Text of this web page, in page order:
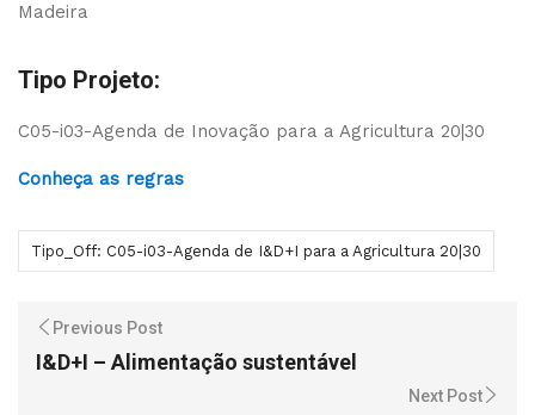
Madeira
Tipo Projeto:
C05-i03-Agenda de Inovação para a Agricultura 20|30
Conheça as regras
Tipo_Off: C05-i03-Agenda de I&D+I para a Agricultura 20|30
Previous Post
I&D+I – Alimentação sustentável
Next Post